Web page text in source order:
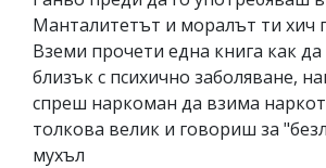
Манталитетът и моралът ти хич
Вземи прочети една книга как
близък с психично заболяване,
спреш наркоман да взима
толкова велик и говориш за
мухъл